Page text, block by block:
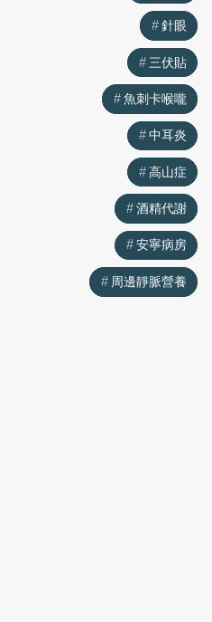
針眼
三伏貼
魚刺卡喉嚨
中耳炎
高山症
酒精代謝
安寧病房
周邊靜脈營養
針眼
三伏貼
魚刺卡喉嚨
中耳炎
高山症
酒精代謝
安寧病房
周邊靜脈營養